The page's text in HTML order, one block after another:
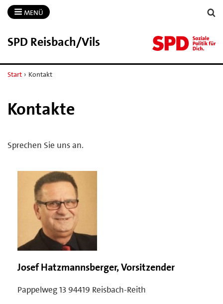
MENÜ
SPD Reisbach/​Vils
Start › Kontakt
Kontakte
Sprechen Sie uns an.
Josef Hatzmannsberger, Vorsitzender
Pappelweg 13 94419 Reisbach-Reith